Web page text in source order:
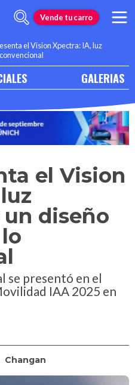
Vende tu carro
el Vision Xpectra: IA, luz
GALERIAS
el Vision
diseño
se presentó en el
IAA 2025 en
Changan